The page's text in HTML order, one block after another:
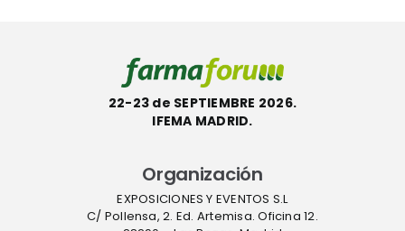
22-23 de SEPTIEMBRE 2026.
IFEMA MADRID.
Organización
EXPOSICIONES Y EVENTOS S.L
C/ Pollensa, 2. Ed. Artemisa. Oficina 12.